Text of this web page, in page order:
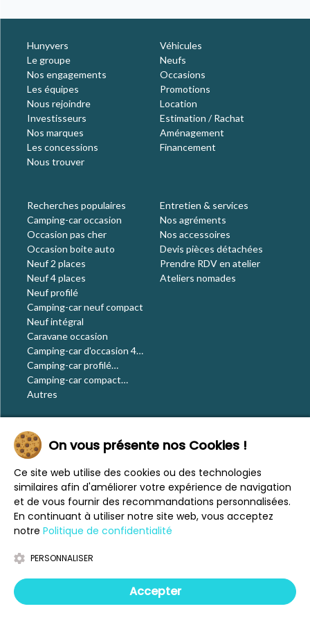
Hunyvers
Le groupe
Nos engagements
Les équipes
Nous rejoindre
Investisseurs
Nos marques
Les concessions
Nous trouver
Véhicules
Neufs
Occasions
Promotions
Location
Estimation / Rachat
Aménagement
Financement
Recherches populaires
Camping-car occasion
Occasion pas cher
Occasion boite auto
Neuf 2 places
Neuf 4 places
Neuf profilé
Camping-car neuf compact
Neuf intégral
Caravane occasion
Camping-car d'occasion 4
places
Camping-car profilé
occasion
Camping-car compact
occasion
Autres
Entretien & services
Nos agréments
Nos accessoires
Devis pièces détachées
Prendre RDV en atelier
Ateliers nomades
Le blog
Actualités
Évènements
Nos conseils
Vos voyages
CaraMaps
Espace presse
Mentions légales
On vous présente nos Cookies !
Ce site web utilise des cookies ou des technologies
similaires afin d'améliorer votre expérience de navigation
et de vous fournir des recommandations personnalisées.
En continuant à utiliser notre site web, vous acceptez
notre Politique de confidentialité
PERSONNALISER
Accepter